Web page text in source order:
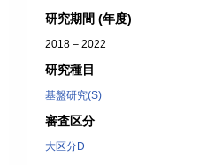
研究期間 (年度)
2018 – 2022
研究種目
基盤研究(S)
審査区分
大区分D